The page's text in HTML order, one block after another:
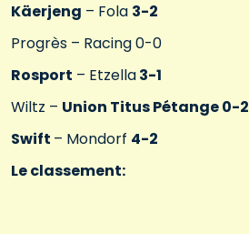
Käerjeng – Fola 3-2
Progrès – Racing 0-0
Rosport – Etzella3-1
Wiltz – Union Titus Pétange 0-2
Swift – Mondorf 4-2
Le classement: